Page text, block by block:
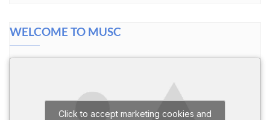
WELCOME TO MUSC
Click to accept marketing cookies and